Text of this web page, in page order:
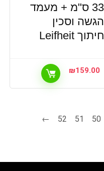
33 ס"מ + מעמד
הגשה וסכין
חיתוך Leifheit
₪159.00
50
51
52
←